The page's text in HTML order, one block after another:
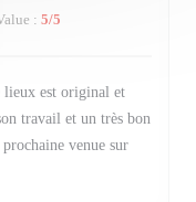
: 5/5
lieux est original et
travail et un très bon
venue sur